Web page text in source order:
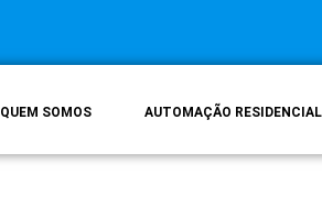
QUEM SOMOS AUTOMAÇÃO RESIDENCIAL